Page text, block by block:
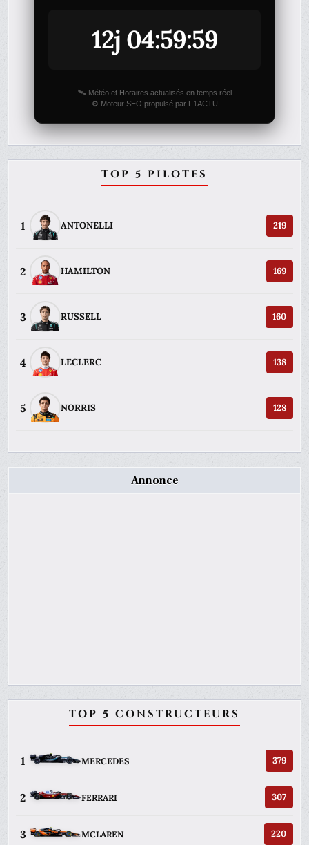
12j 04:59:59
🛰️ Météo et Horaires actualisés en temps réel
⚙️ Moteur SEO propulsé par F1ACTU
TOP 5 PILOTES
1 ANTONELLI 219
2 HAMILTON 169
3 RUSSELL 160
4 LECLERC 138
5 NORRIS 128
Annonce
TOP 5 CONSTRUCTEURS
1 MERCEDES 379
2 FERRARI 307
3 MCLAREN 220